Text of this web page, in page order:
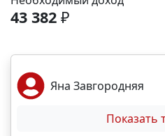
спортивные площадки.
ландшафтный дизайн с
комплексы для разных
собак; - видеонаблюдение
Преимущества -
и качества; - развитая
шаговой доступности; -
43 382 ₽
Яна Завгородняя
Показать